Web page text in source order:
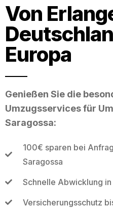
Von
Europa
Genießen Sie die
Umzugsservices für
Saragossa:
100€ sparen bei
Saragossa
Schnelle Abwicklung
Versicherungsschutz